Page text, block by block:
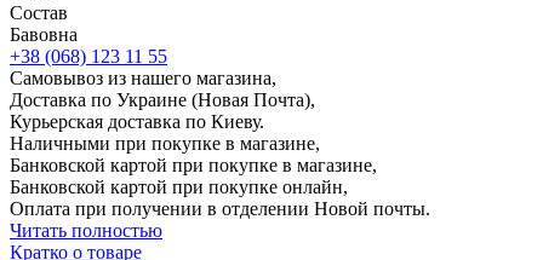
Состав
Бавовна
+38 (068) 123 11 55
Самовывоз из нашего магазина,
Доставка по Украине (Новая Почта),
Курьерская доставка по Киеву.
Наличными при покупке в магазине,
Банковской картой при покупке в магазине,
Банковской картой при покупке онлайн,
Оплата при получении в отделении Новой почты.
Читать полностью
Кратко о товаре